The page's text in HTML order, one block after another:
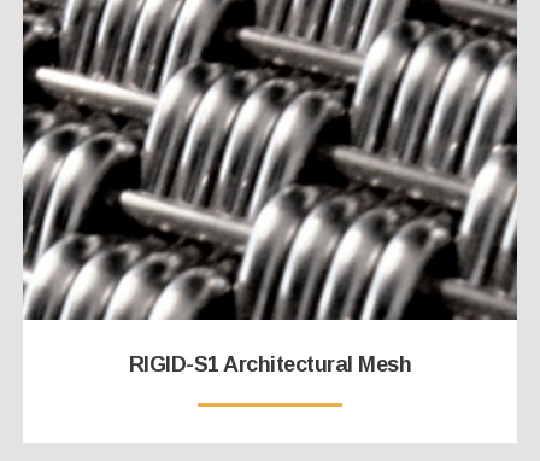
RIGID-S1 Architectural Mesh